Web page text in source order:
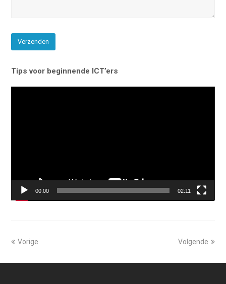
Tips voor beginnende ICT’ers
00:00 02:11
Vorige Volgende